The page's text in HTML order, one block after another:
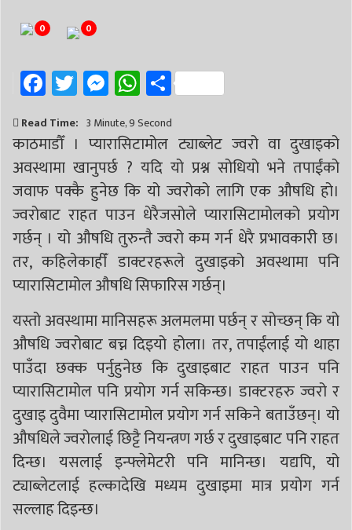
0 0
Facebook
Twitter
Messenger
WhatsApp
Share
Read Time: 3 Minute, 9 Second
काठमाडौँ । प्यारासिटामोल ट्याब्लेट ज्वरो वा दुखाइको
अवस्थामा खानुपर्छ ? यदि यो प्रश्न सोधियो भने तपाईंको
जवाफ पक्कै हुनेछ कि यो ज्वरोको लागि एक औषधि हो।
ज्वरोबाट राहत पाउन धेरैजसोले प्यारासिटामोलको प्रयोग
गर्छन् । यो औषधि तुरुन्तै ज्वरो कम गर्न धेरै प्रभावकारी छ।
तर, कहिलेकाहीँ डाक्टरहरूले दुखाइको अवस्थामा पनि
प्यारासिटामोल औषधि सिफारिस गर्छन्।
यस्तो अवस्थामा मानिसहरू अलमलमा पर्छन् र सोच्छन् कि यो
औषधि ज्वरोबाट बच्न दिइयो होला। तर, तपाईंलाई यो थाहा
पाउँदा छक्क पर्नुहुनेछ कि दुखाइबाट राहत पाउन पनि
प्यारासिटामोल पनि प्रयोग गर्न सकिन्छ। डाक्टरहरु ज्वरो र
दुखाइ दुवैमा प्यारासिटामोल प्रयोग गर्न सकिने बताउँछन्। यो
औषधिले ज्वरोलाई छिट्टै नियन्त्रण गर्छ र दुखाइबाट पनि राहत
दिन्छ। यसलाई इन्फ्लेमेटरी पनि मानिन्छ। यद्यपि, यो
ट्याब्लेटलाई हल्कादेखि मध्यम दुखाइमा मात्र प्रयोग गर्न
सल्लाह दिइन्छ।